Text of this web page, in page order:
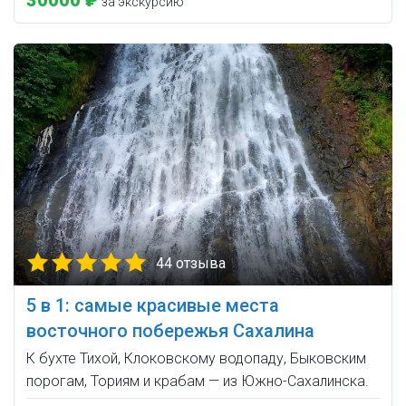
44 отзыва
5 в 1: самые красивые места
восточного побережья Сахалина
К бухте Тихой, Клоковскому водопаду, Быковским
порогам, Ториям и крабам — из Южно-Сахалинска.